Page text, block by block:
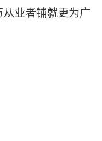
业者铺就更为广